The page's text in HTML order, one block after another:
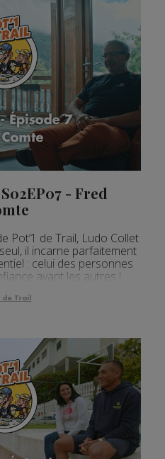
- Fred
Pot’1 de Trail, Ludo Collet
il incarne parfaitement
: celui des personnes
avant les autres !
de Trail